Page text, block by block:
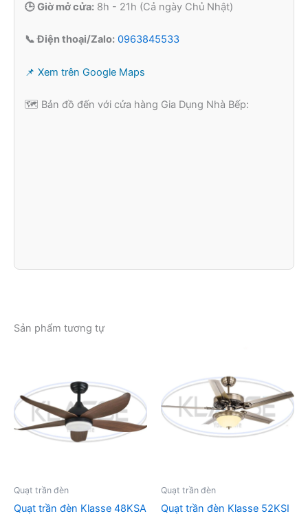
🕒 Giờ mở cửa: 8h - 21h (Cả ngày Chủ Nhật)
📞 Điện thoại/Zalo: 0963845533
📌 Xem trên Google Maps
🗺️ Bản đồ đến với cửa hàng Gia Dụng Nhà Bếp:
Sản phẩm tương tự
Quạt trần đèn
Quạt trần đèn Klasse 48KSA
Quạt trần đèn
Quạt trần đèn Klasse 52KSI